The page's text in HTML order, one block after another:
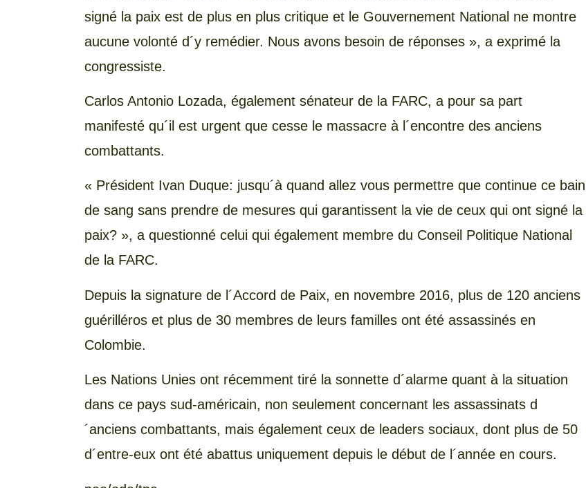
signé la paix est de plus en plus critique et le Gouvernement National ne montre
aucune volonté d´y remédier. Nous avons besoin de réponses », a exprimé la
congressiste.
Carlos Antonio Lozada, également sénateur de la FARC, a pour sa part
manifesté qu´il est urgent que cesse le massacre à l´encontre des anciens
combattants.
« Président Ivan Duque: jusqu´à quand allez vous permettre que continue ce bain
de sang sans prendre de mesures qui garantissent la vie de ceux qui ont signé la
paix? », a questionné celui qui également membre du Conseil Politique National
de la FARC.
Depuis la signature de l´Accord de Paix, en novembre 2016, plus de 120 anciens
guérilléros et plus de 30 membres de leurs familles ont été assassinés en
Colombie.
Les Nations Unies ont récemment tiré la sonnette d´alarme quant à la situation
dans ce pays sud-américain, non seulement concernant les assassinats d
´anciens combattants, mais également ceux de leaders sociaux, dont plus de 50
d´entre-eux ont été abattus uniquement depuis le début de l´année en cours.